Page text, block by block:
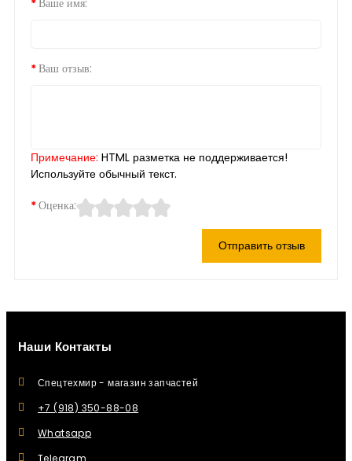
Ваше имя:
Ваш отзыв:
Примечание: HTML разметка не поддерживается!
Используйте обычный текст.
Оценка:
Отправить отзыв
Наши Контакты
Спецтехмир - магазин запчастей
+7 (918) 350-88-08
Whatsapp
Telegram